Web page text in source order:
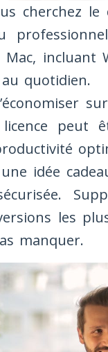
cherchez
incluant
quotidien.
peut
idée
les
manquer.